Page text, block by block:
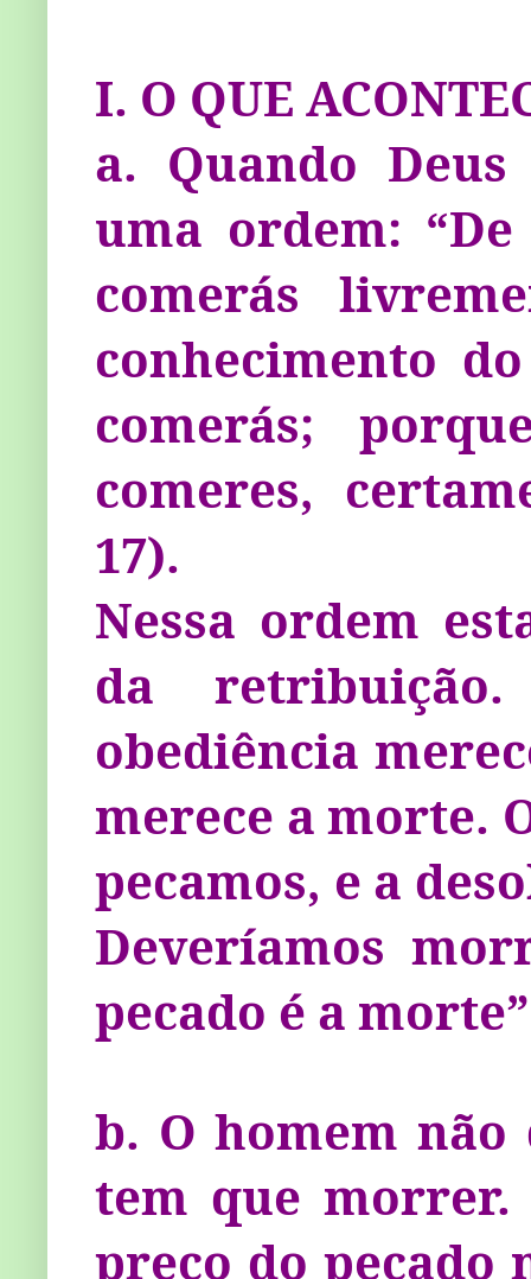
I. O QUE
a. Quando
uma ordem:
comerás
conhecimento
comerás;
comeres,
17).
Nessa ordem
da
obediência
merece a morte.
pecamos, e a
Deveríamos
pecado é a
b. O homem
tem que morrer.
preço do pecado